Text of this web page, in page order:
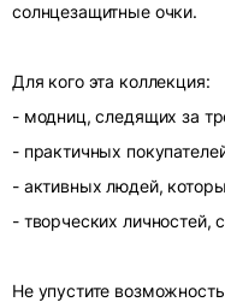
солнцезащитные очки.
Для кого эта коллекция:
- модниц, следящих за
- практичных
- активных людей,
- творческих
Не упустите